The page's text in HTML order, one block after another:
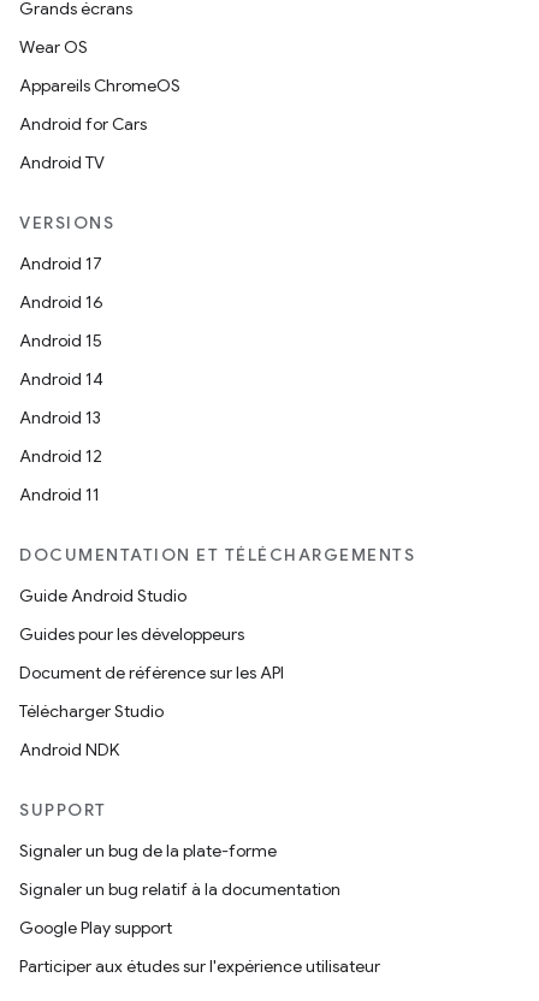
Grands écrans
Wear OS
Appareils ChromeOS
Android for Cars
Android TV
VERSIONS
Android 17
Android 16
Android 15
Android 14
Android 13
Android 12
Android 11
DOCUMENTATION ET TÉLÉCHARGEMENTS
Guide Android Studio
Guides pour les développeurs
Document de référence sur les API
Télécharger Studio
Android NDK
SUPPORT
Signaler un bug de la plate-forme
Signaler un bug relatif à la documentation
Google Play support
Participer aux études sur l'expérience utilisateur